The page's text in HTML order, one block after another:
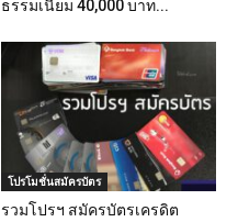
ธรรมเนียม 40,000 บาท...
โปรโมชั่นสมัครบัตร
รวมโปรฯ สมัครบัตรเครดิต